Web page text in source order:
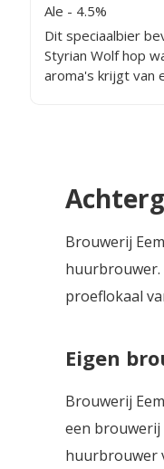
Ale - 4.5%
Dit speciaalbier
Styrian Wolf hop
aroma's krijgt van
Brouwerij
huurbrouwer.
proeflokaal
Eigen
Brouwerij
een brouwerij
huurbrouwer